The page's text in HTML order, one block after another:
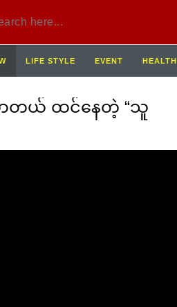
LIFE STYLE EVENT HEALTH
လာတယ် ထင်နေတဲ့ “သူ